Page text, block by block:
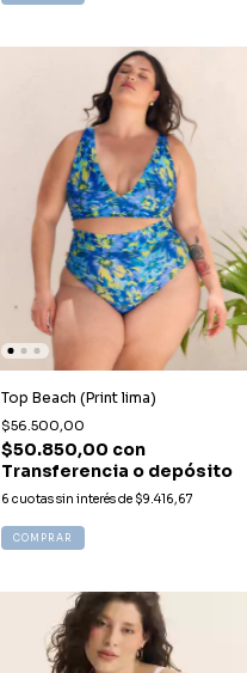
Top Beach (Print lima)
$56.500,00
$50.850,00 con
Transferencia o depósito
6 cuotas sin interés de $9.416,67
COMPRAR